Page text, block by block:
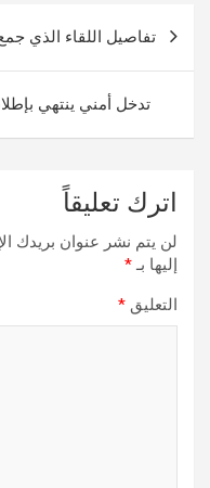
المقالات
تفاصيل اللقاء الذي
تدخل أمني ينتهي
اترك تعليقاً
لن يتم نشر عنوان بريدك
إليها بـ*
التعليق *